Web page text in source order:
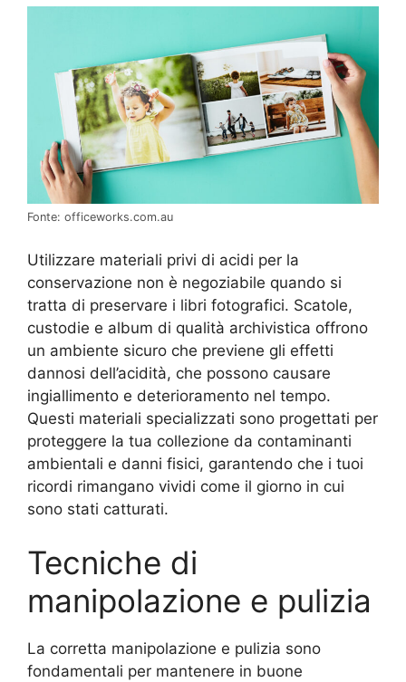
Fonte: officeworks.com.au
Utilizzare materiali privi di acidi per la
conservazione non è negoziabile quando si
tratta di preservare i libri fotografici. Scatole,
custodie e album di qualità archivistica offrono
un ambiente sicuro che previene gli effetti
dannosi dell’acidità, che possono causare
ingiallimento e deterioramento nel tempo.
Questi materiali specializzati sono progettati per
proteggere la tua collezione da contaminanti
ambientali e danni fisici, garantendo che i tuoi
ricordi rimangano vividi come il giorno in cui
sono stati catturati.
Tecniche di
manipolazione e pulizia
La corretta manipolazione e pulizia sono
fondamentali per mantenere in buone